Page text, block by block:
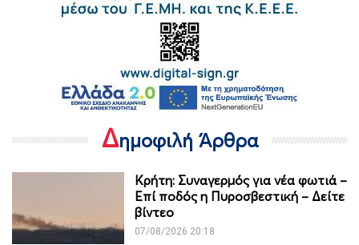
Δημοφιλή Άρθρα
Κρήτη: Συναγερμός για νέα φωτιά –
Επί ποδός η Πυροσβεστική – Δείτε
βίντεο
07/08/2026 20:18